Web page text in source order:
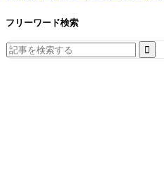
フリーワード検索
Search
for: